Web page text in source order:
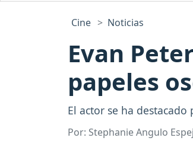
Cine Noticias
Evan
papeles
El actor se ha
Por: Stephanie Angulo